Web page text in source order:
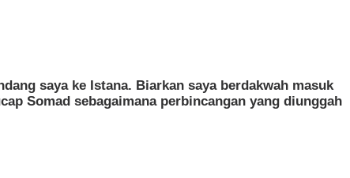
saya ke Istana. Biarkan saya berdakwah masuk
Somad sebagaimana perbincangan yang diunggah